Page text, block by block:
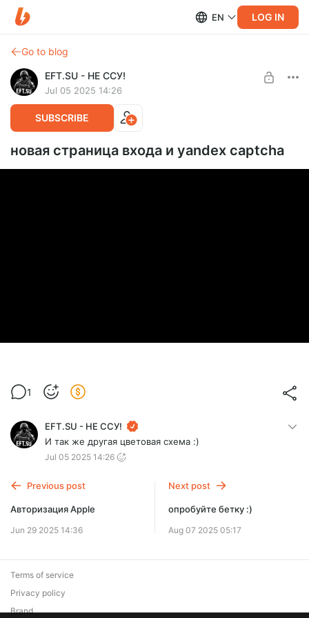
EN LOG IN
Go to blog
EFT.SU - НЕ ССУ!
Jul 05 2025 14:26
SUBSCRIBE
новая страница входа и yandex captcha
1
EFT.SU - НЕ ССУ!
И так же другая цветовая схема :)
Jul 05 2025 14:26
Previous post
Авторизация Apple
Jun 29 2025 14:36
Next post
опробуйте бетку :)
Aug 07 2025 05:17
Terms of service
Privacy policy
Brand